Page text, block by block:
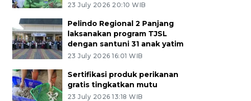
23 July 2026 20:10 WIB
Pelindo Regional 2 Panjang
laksanakan program TJSL
dengan santuni 31 anak yatim
23 July 2026 16:01 WIB
Sertifikasi produk perikanan
gratis tingkatkan mutu
23 July 2026 13:18 WIB